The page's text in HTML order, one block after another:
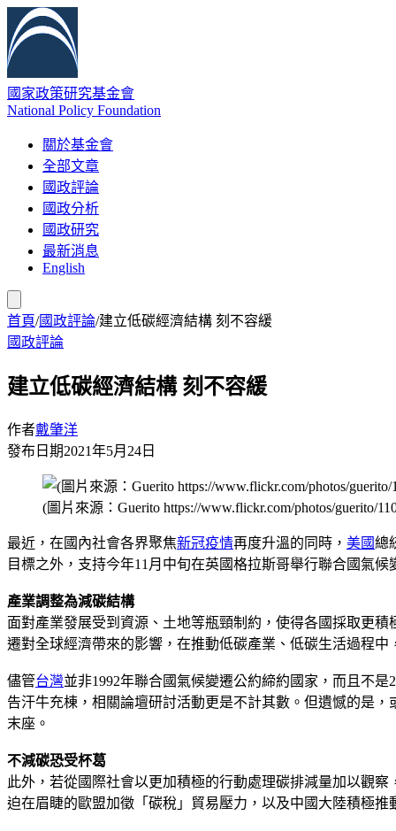
國家政策研究基金會
National Policy Foundation
關於基金會
全部文章
國政評論
國政分析
國政研究
最新消息
English
首頁/國政評論/建立低碳經濟結構 刻不容緩
國政評論
建立低碳經濟結構 刻不容緩
作者戴肇洋
發布日期2021年5月24日
(圖片來源：Guerito https://www.flickr.com/photos/guerito/
最近，在國內社會各界聚焦新冠疫情再度升溫的同時， 美國總
目標之外，支持今年11月中旬在英國格拉斯哥舉行聯合國氣
產業調整為減碳結構
面對產業發展受到資源、土地等瓶頸制約，使得各國採取更
遷對全球經濟帶來的影響，在推動低碳產業、低碳生活過程
儘管台灣並非1992年聯合國氣候變遷公約締約國家，而且不
告汗牛充棟，相關論壇研討活動更是不計其數。但遺憾的是
末座。
不減碳恐受杯葛
此外，若從國際社會以更加積極的行動處理碳排減量加以觀
迫在眉睫的歐盟加徵「碳稅」貿易壓力，以及中國大陸積極